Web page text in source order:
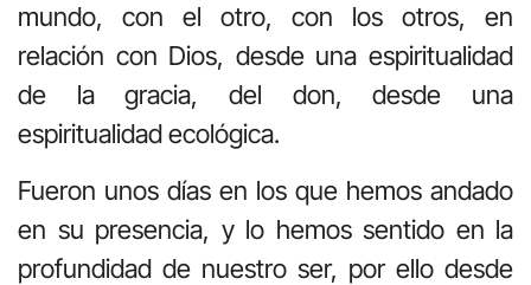
mundo, con el otro, con los otros, en
relación con Dios, desde una espiritualidad
de la gracia, del don, desde una
espiritualidad ecológica.
Fueron unos días en los que hemos andado
en su presencia, y lo hemos sentido en la
profundidad de nuestro ser, por ello desde